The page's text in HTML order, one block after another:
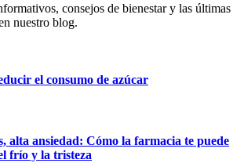
consejos de bienestar y las últimas
nuestro blog.
el consumo de azúcar
alta ansiedad: Cómo la farmacia te puede
frío y la tristeza